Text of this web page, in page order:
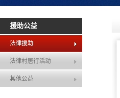
援助公益
法律援助
法律村居行活动
其他公益